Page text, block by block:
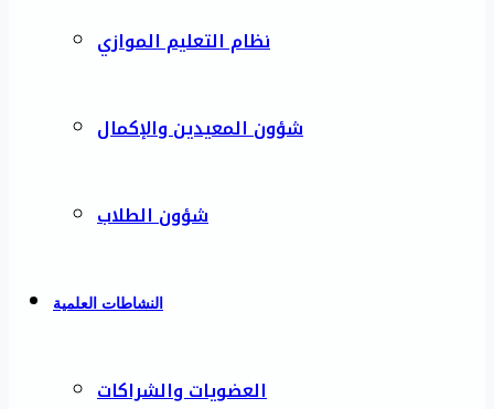
نظام التعليم الموازي
شؤون المعيدين والإكمال
شؤون الطلاب
النشاطات العلمية
العضويات والشراكات